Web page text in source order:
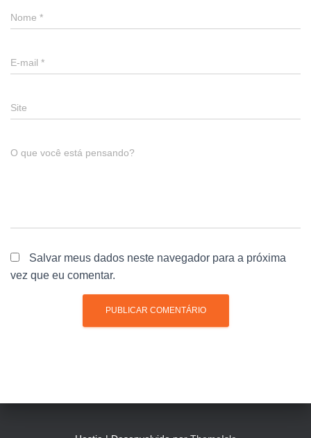
Nome *
E-mail *
Site
O que você está pensando?
Salvar meus dados neste navegador para a próxima
vez que eu comentar.